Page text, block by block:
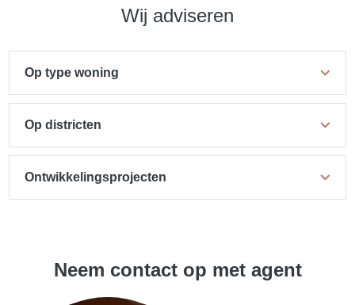
Wij adviseren
Op type woning
Op districten
Ontwikkelingsprojecten
Neem contact op met agent